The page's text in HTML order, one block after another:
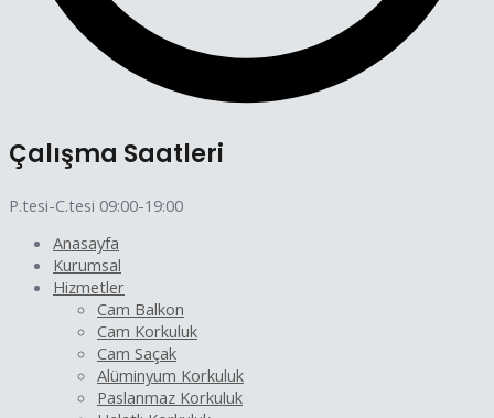
Çalışma Saatleri
P.tesi-C.tesi 09:00-19:00
Anasayfa
Kurumsal
Hizmetler
Cam Balkon
Cam Korkuluk
Cam Saçak
Alüminyum Korkuluk
Paslanmaz Korkuluk